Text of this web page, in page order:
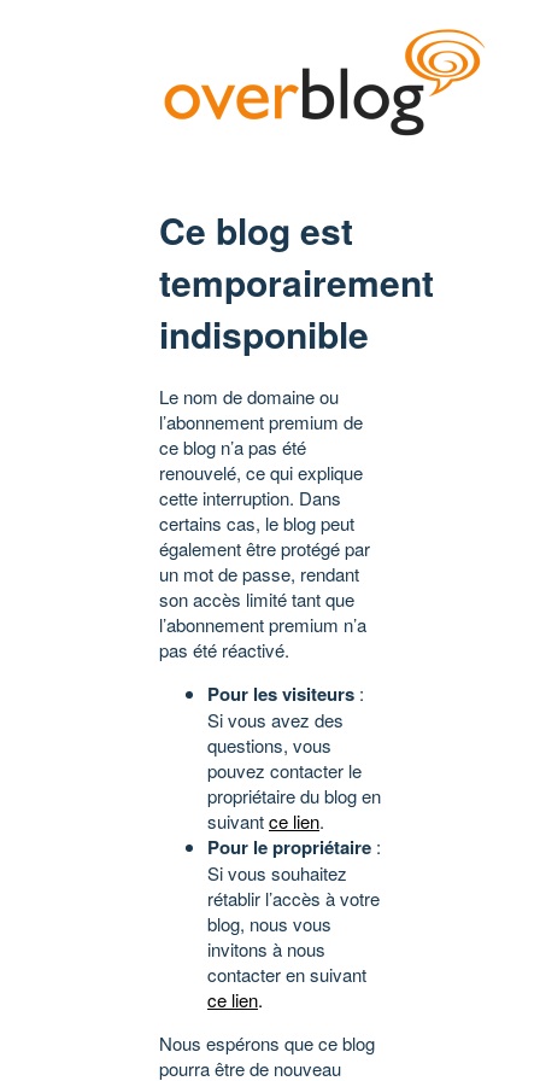
Ce blog est
temporairement
indisponible
Le nom de domaine ou
l’abonnement premium de
ce blog n’a pas été
renouvelé, ce qui explique
cette interruption. Dans
certains cas, le blog peut
également être protégé par
un mot de passe, rendant
son accès limité tant que
l’abonnement premium n’a
pas été réactivé.
Pour les visiteurs :
Si vous avez des
questions, vous
pouvez contacter le
propriétaire du blog en
suivantce lien.
Pour le propriétaire :
Si vous souhaitez
rétablir l’accès à votre
blog, nous vous
invitons à nous
contacter en suivant
ce lien.
Nous espérons que ce blog
pourra être de nouveau